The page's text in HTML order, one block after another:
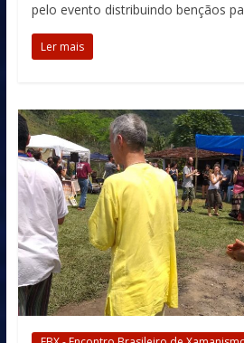
pelo evento distribuindo bençãos
Ler mais